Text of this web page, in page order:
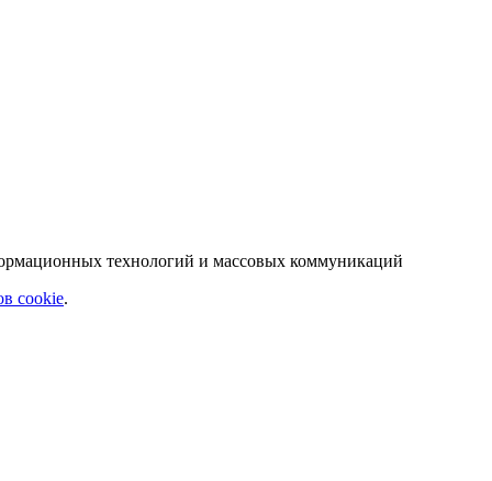
технологий и массовых коммуникаций
cookie.